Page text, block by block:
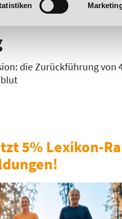
O P
die Zurückführung von
5% Lexikon-